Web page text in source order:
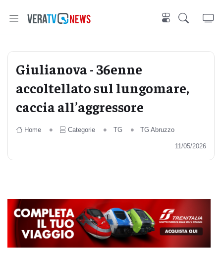
Giulianova - 36enne
accoltellato sul lungomare,
caccia all’aggressore
Home Categorie TG TG Abruzzo
11/05/2026